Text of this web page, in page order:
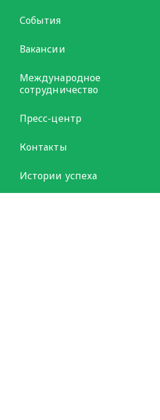
События
Вакансии
Международное
сотрудничество
Пресс-центр
Контакты
Истории успеха